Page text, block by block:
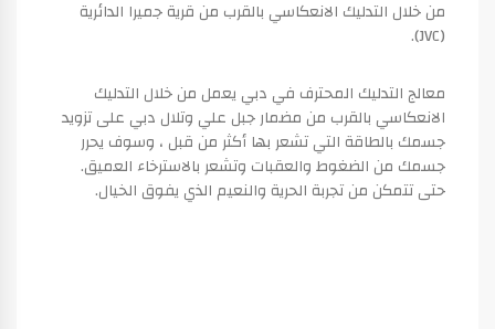
من خلال التدليك الانعكاسي بالقرب من قرية جميرا الدائرية
(JVC).
معالج التدليك المحترف في دبي يعمل من خلال التدليك
الانعكاسي بالقرب من مضمار جبل علي وتلال دبي على تزويد
جسمك بالطاقة التي تشعر بها أكثر من قبل ، وسوف يحرر
جسمك من الضغوط والعقبات وتشعر بالاسترخاء العميق.
حتى تتمكن من تجربة الحرية والنعيم الذي يفوق الخيال.